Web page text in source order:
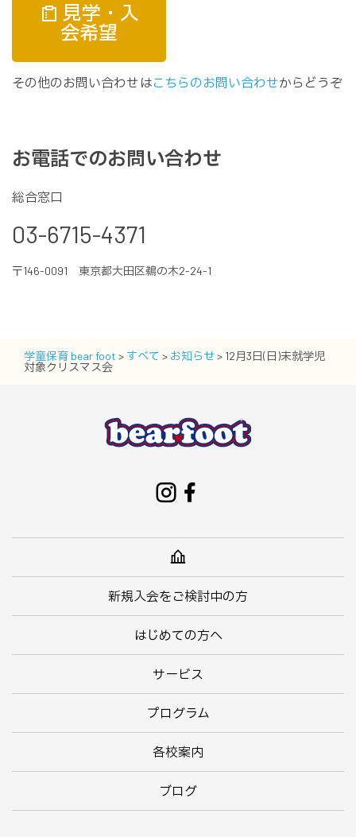
見学・入
会希望
その他のお問い合わせはこちらのお問い合わせからどうぞ
お電話でのお問い合わせ
総合窓口
03-6715-4371
〒146-0091 東京都大田区鵜の木2-24-1
学童保育 bear foot > すべて > お知らせ> 12月3日(日)未就学児
対象クリスマス会
新規入会をご検討中の方
はじめての方へ
サービス
プログラム
各校案内
ブログ